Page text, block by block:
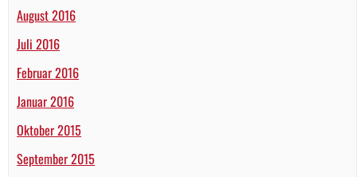
August 2016
Juli 2016
Februar 2016
Januar 2016
Oktober 2015
September 2015